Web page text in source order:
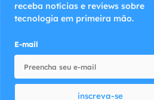
receba notícias e reviews sobre
tecnologia em primeira mão.
E-mail
inscreva-se